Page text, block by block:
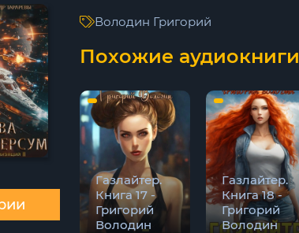
11
12
13
15
16
Володин Григорий
Похожие аудиокниги
Газлайтер.
Книга 17 -
Григорий
Володин
Газлайтер.
Книга 18 -
Григорий
Володин